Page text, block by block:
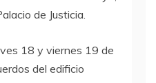
de Justicia.
18 y viernes 19 de
del edificio